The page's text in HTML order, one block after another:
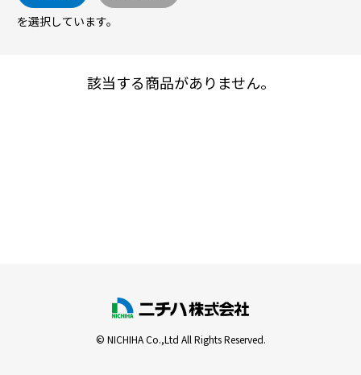
を選択しています。
該当する商品がありません。
© NICHIHA Co.,Ltd All Rights Reserved.